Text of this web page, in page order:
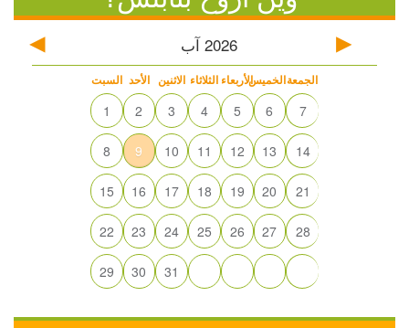
2026 آب
السبت الأحد الاثنين الثلاثاء الأربعاءالخميسالجمعة
1 2 3 4 5 6 7
8 9 10 11 12 13 14
15 16 17 18 19 20 21
22 23 24 25 26 27 28
29 30 31